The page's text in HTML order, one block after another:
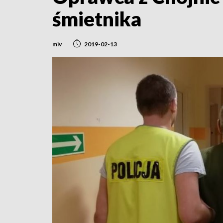
śmietnika
miv 2019-02-13